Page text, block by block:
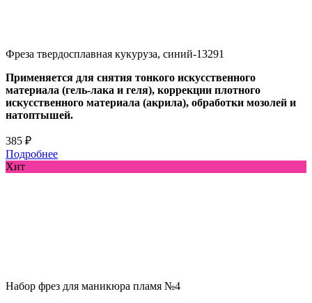
Фреза твердосплавная кукуруза, синий-13291
Применяется для снятия тонкого искусственного
материала (гель-лака и геля), коррекции плотного
искусственного материала (акрила), обработки мозолей и
натоптышей.
385 ₽
Подробнее
Хит
Набор фрез для маникюра пламя №4